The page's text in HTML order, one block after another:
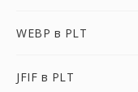
WEBP в PLT
JFIF в PLT